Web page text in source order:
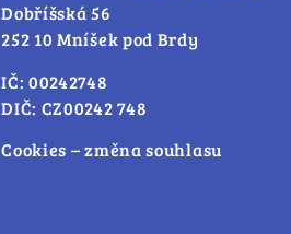
Dobříšská 56
252 10 Mníšek pod Brdy
IČ: 00242748
DIČ: CZ00242 748
Cookies – změna souhlasu